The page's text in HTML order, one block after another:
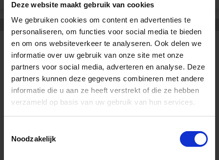
Deze website maakt gebruik van cookies
We gebruiken cookies om content en advertenties te
personaliseren, om functies voor social media te bieden
en om ons websiteverkeer te analyseren. Ook delen we
informatie over uw gebruik van onze site met onze
partners voor social media, adverteren en analyse. Deze
partners kunnen deze gegevens combineren met andere
informatie die u aan ze heeft verstrekt of die ze hebben
verzameld op basis van uw gebruik van hun services.
Noodzakelijk
CONTACT
Tegelstudio
Nederland, Limburg
Spoorstraat 61
5865 AG Tienray
info@tegelstudio.nl
OPENINGSTIJDEN
Dinsdag t/m Vrijdag:
09:00 tot 18:00 uur
Zaterdag:
10:00 tot 15:00 uur